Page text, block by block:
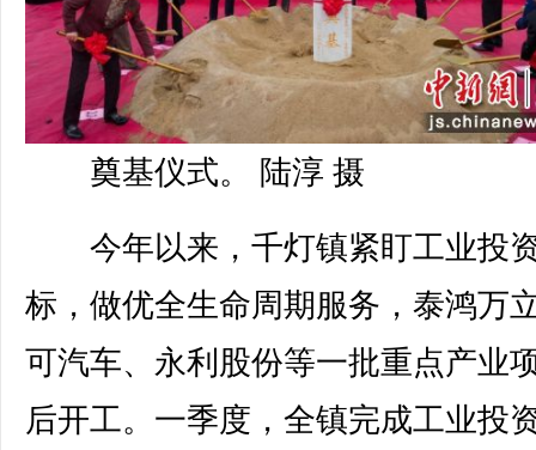
奠基仪式。 陆淳 摄
今年以来，千灯镇紧盯工业投
标，做优全生命周期服务，泰鸿万
可汽车、永利股份等一批重点产业
后开工。一季度，全镇完成工业投